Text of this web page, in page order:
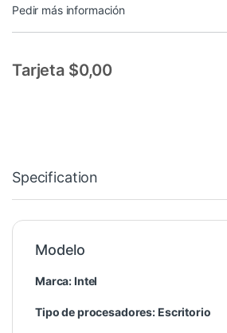
Pedir más información
Tarjeta $0,00
Specification
Modelo
Marca: Intel
Tipo de procesadores: Escritorio